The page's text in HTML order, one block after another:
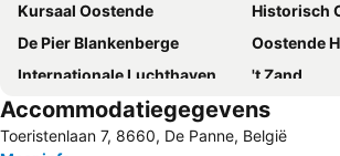
Kursaal Oostende
Historisch
De Pier Blankenberge
Oostende
Internationale Luchthaven Oostende-Brugge
't Zand
Bellewaerde Park
Zeebrugge
Albert Ier Promenade
't Folk
Accommodatiegegevens
Toeristenlaan 7, 8660, De Panne, België